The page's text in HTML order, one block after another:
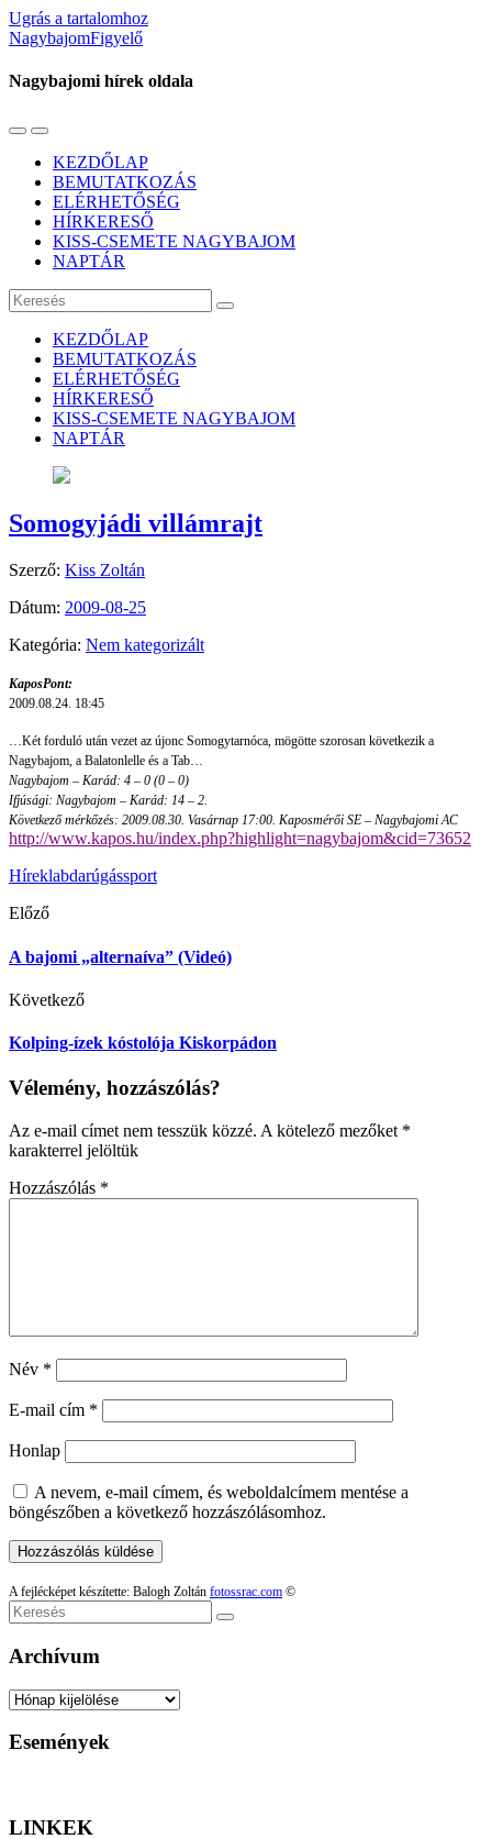
Ugrás a tartalomhoz
NagybajomFigyelő
Nagybajomi hírek oldala
Váltás
mobil
menüre
Használja
keresés
mezőt
KEZDŐLAP
BEMUTATKOZÁS
ELÉRHETŐSÉG
HÍRKERESŐ
KISS-CSEMETE NAGYBAJOM
NAPTÁR
Keresés
KEZDŐLAP
BEMUTATKOZÁS
ELÉRHETŐSÉG
HÍRKERESŐ
KISS-CSEMETE NAGYBAJOM
NAPTÁR
Somogyjádi villámrajt
Szerző: Kiss Zoltán
Dátum: 2009-08-25
Kategória: Nem kategorizált
KaposPont:
2009.08.24. 18:45
…Két forduló után vezet az újonc Somogytarnóca, mögötte szorosan következik a
Nagybajom, a Balatonlelle és a Tab…
Nagybajom – Karád: 4 – 0 (0 – 0)
Ifjúsági: Nagybajom – Karád: 14 – 2.
Következő mérkőzés: 2009.08.30. Vasárnap 17:00. Kaposmérői SE – Nagybajomi AC
http://www.kapos.hu/index.php?highlight=nagybajom&cid=73652
Híreklabdarúgássport
Előző
A bajomi „alternaíva” (Videó)
Következő
Kolping-ízek kóstolója Kiskorpádon
Vélemény, hozzászólás?
Az e-mail címet nem tesszük közzé. A kötelező mezőket *
karakterrel jelöltük
Hozzászólás *
Név *
E-mail cím *
Honlap
A nevem, e-mail címem, és weboldalcímem mentése a
böngészőben a következő hozzászólásomhoz.
A fejlécképet készítette: Balogh Zoltán fotossrac.com ©
Keresés
Archívum
Archívum
Események
LINKEK